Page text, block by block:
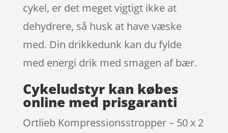
cykel, er det meget vigtigt ikke at
dehydrere, så husk at have væske
med. Din drikkedunk kan du fylde
med energi drik med smagen af bær.
Cykeludstyr kan købes
online med prisgaranti
Ortlieb Kompressionsstropper – 50 x 2